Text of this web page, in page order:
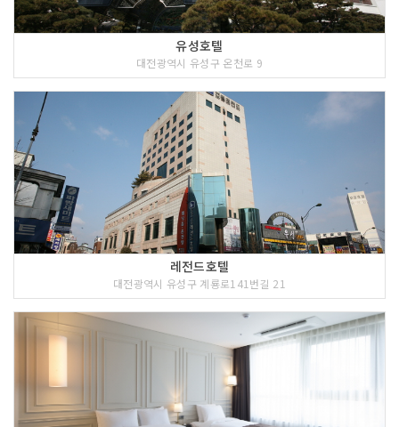
유성호텔
대전광역시 유성구 온천로 9
레전드호텔
대전광역시 유성구 계룡로141번길 21